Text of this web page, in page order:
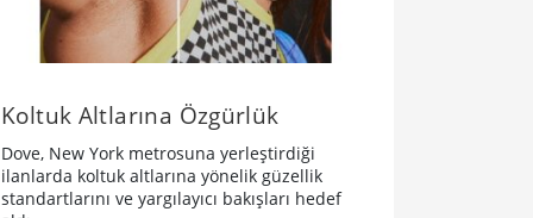
Koltuk Altlarına Özgürlük
Dove, New York metrosuna yerleştirdiği
ilanlarda koltuk altlarına yönelik güzellik
standartlarını ve yargılayıcı bakışları hedef